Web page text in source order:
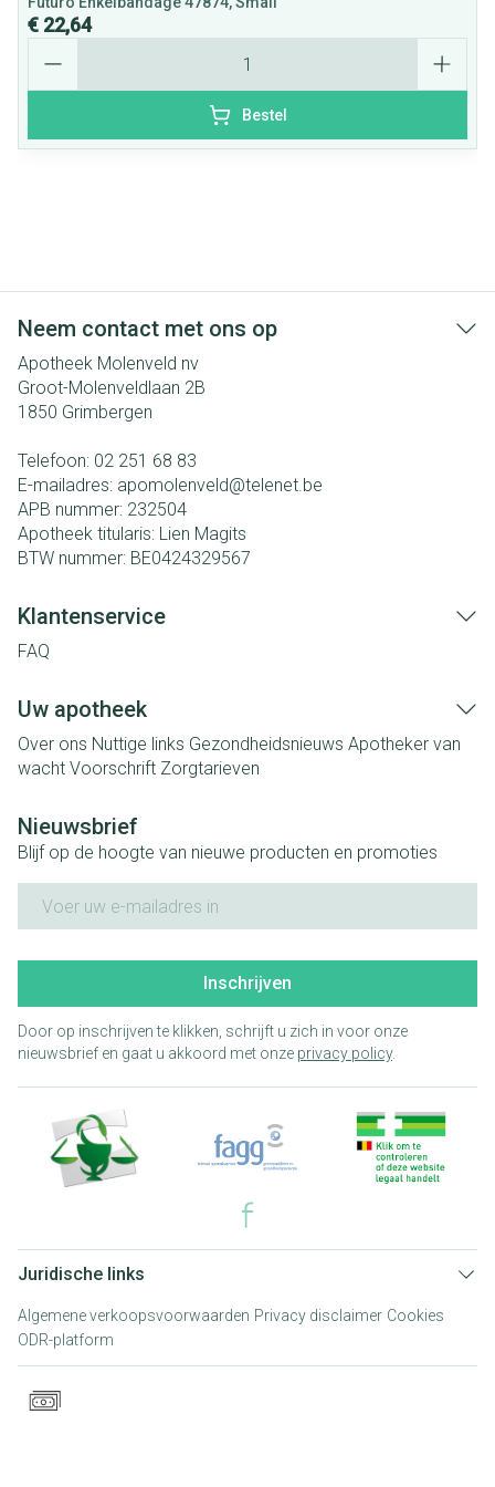
€ 22,64
Bestel
Neem contact met ons op
Apotheek Molenveld nv
Groot-Molenveldlaan 2B
1850 Grimbergen
Telefoon: 02 251 68 83
E-mailadres: apomolenveld@telenet.be
APB nummer: 232504
Apotheek titularis: Lien Magits
BTW nummer: BE0424329567
Klantenservice
FAQ
Uw apotheek
Over ons Nuttige links Gezondheidsnieuws Apotheker van
wacht Voorschrift Zorgtarieven
Nieuwsbrief
Blijf op de hoogte van nieuwe producten en promoties
Inschrijven
Door op inschrijven te klikken, schrijft u zich in voor onze
nieuwsbrief en gaat u akkoord met onze privacy policy.
Juridische links
Algemene verkoopsvoorwaarden Privacy disclaimer Cookies
ODR-platform